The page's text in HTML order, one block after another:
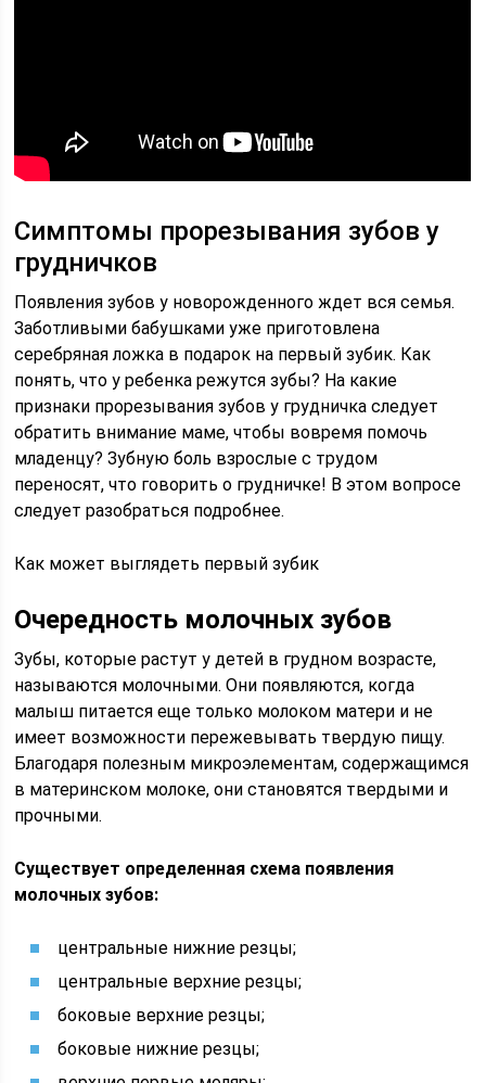
Симптомы прорезывания зубов у
грудничков
Появления зубов у новорожденного ждет вся семья.
Заботливыми бабушками уже приготовлена
серебряная ложка в подарок на первый зубик. Как
понять, что у ребенка режутся зубы? На какие
признаки прорезывания зубов у грудничка следует
обратить внимание маме, чтобы вовремя помочь
младенцу? Зубную боль взрослые с трудом
переносят, что говорить о грудничке! В этом вопросе
следует разобраться подробнее.
Как может выглядеть первый зубик
Очередность молочных зубов
Зубы, которые растут у детей в грудном возрасте,
называются молочными. Они появляются, когда
малыш питается еще только молоком матери и не
имеет возможности пережевывать твердую пищу.
Благодаря полезным микроэлементам, содержащимся
в материнском молоке, они становятся твердыми и
прочными.
Существует определенная схема появления
молочных зубов:
центральные нижние резцы;
центральные верхние резцы;
боковые верхние резцы;
боковые нижние резцы;